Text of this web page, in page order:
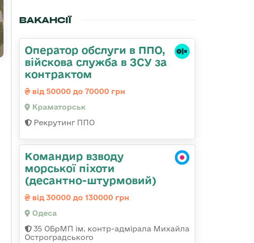
ВАКАНСІЇ
Оператор обслуги в ППО,
війскова служба в ЗСУ за
контрактом
від 50000 до 70000 грн
Краматорськ
Рекрутинг ППО
Командир взводу
морської піхоти
(десантно-штурмовий)
від 30000 до 130000 грн
Одеса
35 ОБрМП ім. контр-адмірала Михайла
Остроградського